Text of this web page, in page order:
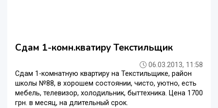
Сдам 1-комн.кватиру Текстильщик
06.03.2013, 11:58
Сдам 1-комнатную квартиру на Текстильщике, район
школы №88, в хорошем состоянии, чисто, уютно, есть
мебель, телевизор, холодильник, быттехника. Цена 1700
грн. в месяц, на длительный срок.